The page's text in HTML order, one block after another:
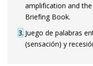
amplification and
Briefing Book.
3 Juego de palabras
(sensación) y